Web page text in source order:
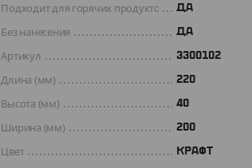
Подходит для горячих продуктов ДА
Без нанесения ДА
Артикул 3300102
Длина (мм) 220
Высота (мм) 40
Ширина (мм) 200
Цвет КРАФТ